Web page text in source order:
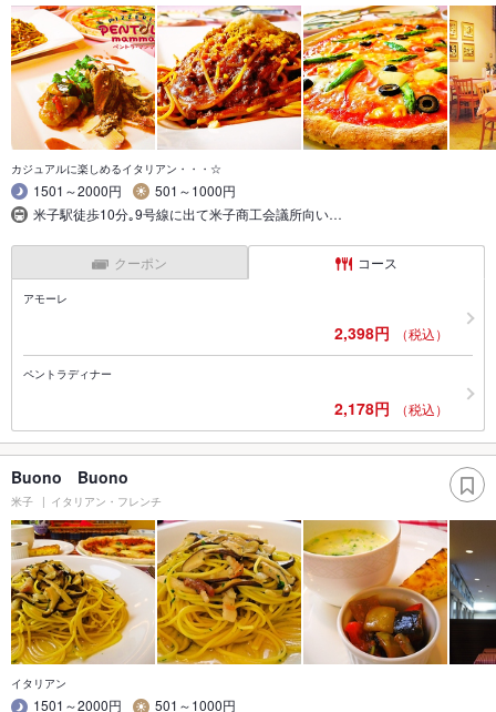
カジュアルに楽しめるイタリアン・・・☆
1501～2000円
501～1000円
米子駅徒歩10分｡9号線に出て米子商工会議所向い…
クーポン コース
アモーレ
2,398円 （税込）
ペントラディナー
2,178円 （税込）
Buono Buono
米子 イタリアン・フレンチ
イタリアン
1501～2000円 501～1000円